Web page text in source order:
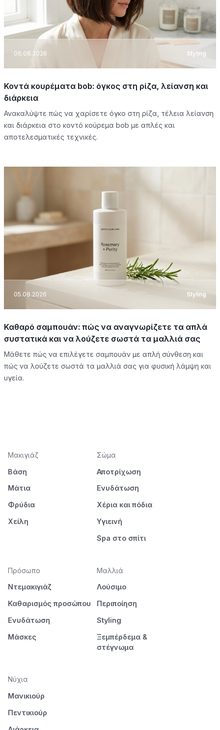
06.08.2026 Styling
Κοντά κουρέματα bob: όγκος στη ρίζα, λείανση και
διάρκεια
Ανακαλύψτε πώς να χαρίσετε όγκο στη ρίζα, τέλεια λείανση
και διάρκεια στο κοντό κούρεμα bob με απλές και
αποτελεσματικές τεχνικές.
05.08.2026 Styling
Καθαρό σαμπουάν: πώς να αναγνωρίζετε τα απλά
συστατικά και να λούζετε σωστά τα μαλλιά σας
Μάθετε πώς να επιλέγετε σαμπουάν με απλή σύνθεση και
πώς να λούζετε σωστά τα μαλλιά σας για φυσική λάμψη και
υγεία.
Μακιγιάζ
Βάση
Μάτια
Φρύδια
Χείλη
Σώμα
Αποτρίχωση
Ενυδάτωση
Χέρια και πόδια
Υγιεινή
Spa στο σπίτι
Πρόσωπο
Ντεμακιγιάζ
Καθαρισμός προσώπου
Ενυδάτωση
Μάσκες
Μαλλιά
Λούσιμο
Περιποίηση
Styling
Ξεμπέρδεμα &
στέγνωμα
Νύχια
Μανικιούρ
Πεντικιούρ